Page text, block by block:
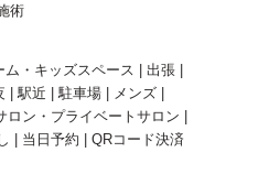
術
ム・キッズスペース
出張
駅近 駐車場
メンズ
ロン・プライベートサロン
当日予約 QRコード決済